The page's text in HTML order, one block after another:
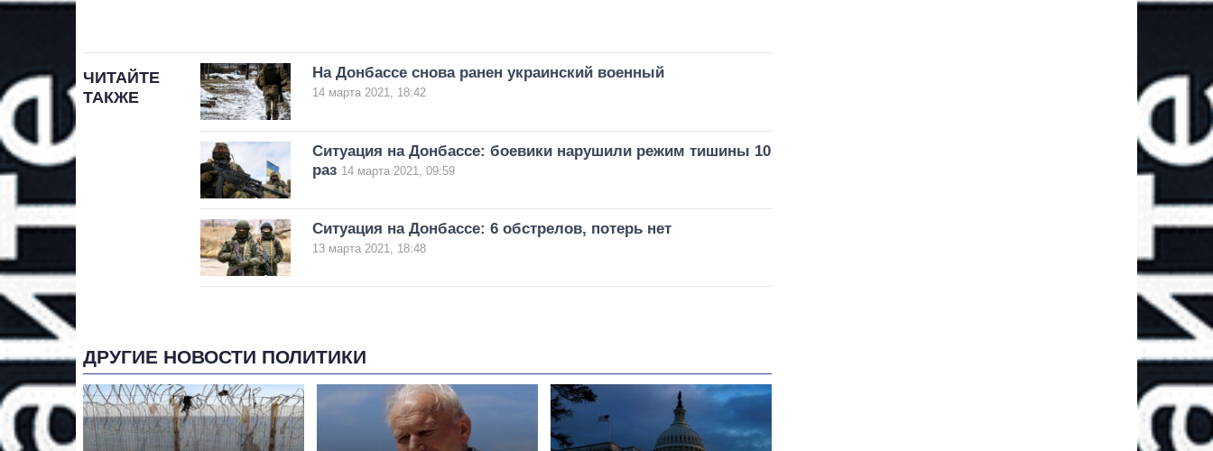
ЧИТАЙТЕ
ТАКЖЕ
На Донбассе снова ранен украинский военный
14 марта 2021, 18:42
Ситуация на Донбассе: боевики нарушили режим тишины 10
раз 14 марта 2021, 09:59
Ситуация на Донбассе: 6 обстрелов, потерь нет
13 марта 2021, 18:48
ДРУГИЕ НОВОСТИ ПОЛИТИКИ